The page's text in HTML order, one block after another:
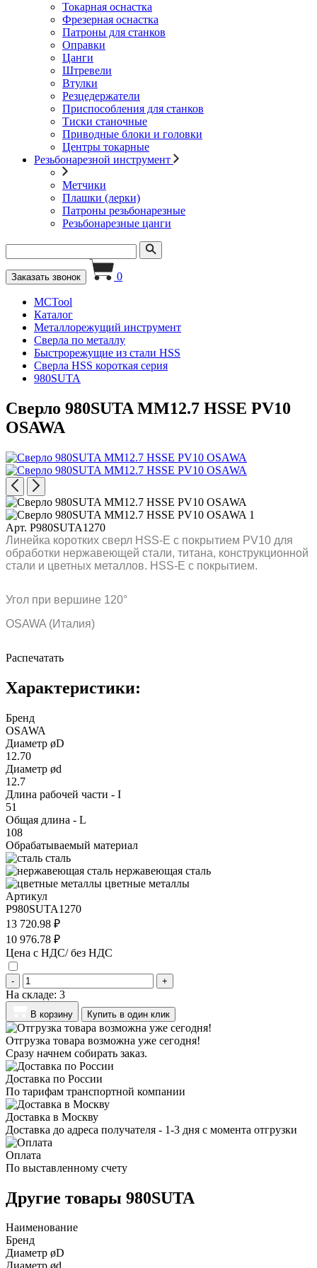
Токарная оснастка
Фрезерная оснастка
Патроны для станков
Оправки
Цанги
Штревели
Втулки
Резцедержатели
Приспособления для станков
Тиски станочные
Приводные блоки и головки
Центры токарные
Резьбонарезной инструмент
Метчики
Плашки (лерки)
Патроны резьбонарезные
Резьбонарезные цанги
Заказать звонок 0
MCTool
Каталог
Металлорежущий инструмент
Сверла по металлу
Быстрорежущие из стали HSS
Сверла HSS короткая серия
980SUTA
Сверло 980SUTA MM12.7 HSSE PV10
OSAWA
Арт. P980SUTA1270
Линейка коротких сверл HSS-E с покрытием PV10 для
обработки нержавеющей стали, титана, конструкционной
стали и цветных металлов. HSS-E с покрытием.
Угол при вершине 120°
OSAWA (Италия)
Распечатать
Характеристики:
Бренд
OSAWA
Диаметр øD
12.70
Диаметр ød
12.7
Длина рабочей части - I
51
Общая длина - L
108
Обрабатываемый материал
сталь
нержавеющая сталь
цветные металлы
Артикул
P980SUTA1270
13 720.98 ₽
10 976.78 ₽
Цена с НДС/ без НДС
- +
На складе: 3
В корзину Купить в один клик
Отгрузка товара возможна уже сегодня!
Сразу начнем собирать заказ.
Доставка по России
По тарифам транспортной компании
Доставка в Москву
Доставка до адреса получателя - 1-3 дня с момента отгрузки
Оплата
По выставленному счету
Другие товары 980SUTA
Наименование
Бренд
Диаметр øD